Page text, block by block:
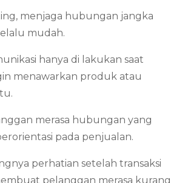
menjaga hubungan jangka
mudah.
hanya di lakukan saat
menawarkan produk atau
merasa hubungan yang
pada penjualan.
perhatian setelah transaksi
pelanggan merasa kurang